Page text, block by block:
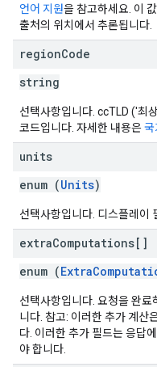
언어 지원을 참고하세요. 이
출처의 위치에서 추론됩니다.
regionCode
string
선택사항입니다. ccTLD ('최
코드입니다. 자세한 내용은국
units
enum (Units)
선택사항입니다. 디스플레이
extraComputations[]
enum (
선택사항입니다. 요청을 완료
니다. 참고: 이러한 추가 계산
다. 이러한 추가 필드는 응답
야 합니다.